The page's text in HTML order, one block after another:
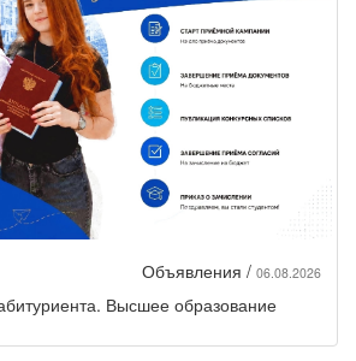
Объявления / 06.08.2026
Высшее образование